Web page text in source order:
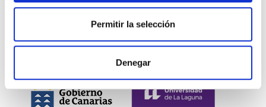
Permitir la selección
Denegar